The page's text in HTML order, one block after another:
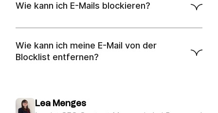
Wie kann ich E-Mails blockieren?
Konto
Wie kann ich meine E-Mail von der
Blocklist entfernen?
Lea Menges